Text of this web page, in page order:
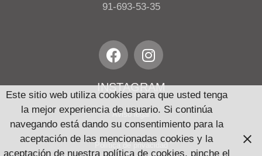
91-693-53-35
INSTAGRAM
Aviso legal
Este sitio web utiliza cookies para que usted tenga
la mejor experiencia de usuario. Si continúa
navegando está dando su consentimiento para la
aceptación de las mencionadas cookies y la
aceptación de nuestra política de cookies, pinche el